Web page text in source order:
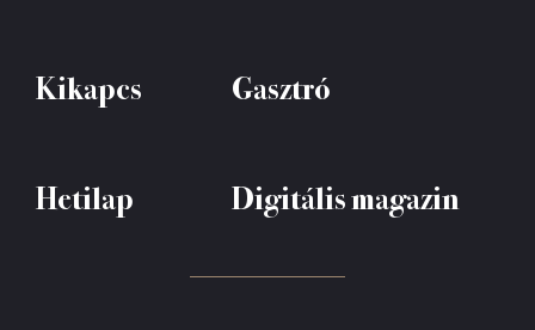
Kikapcs Gasztró
Hetilap Digitális magazin